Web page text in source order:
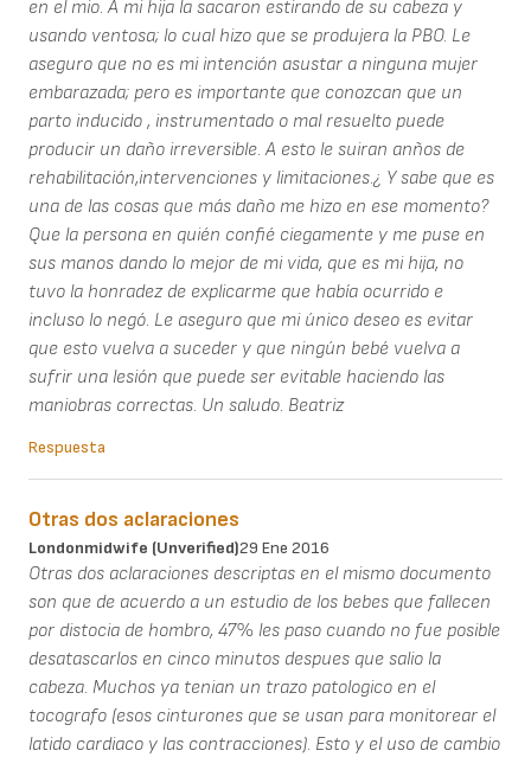
en el mio. A mi hija la sacaron estirando de su cabeza y
usando ventosa; lo cual hizo que se produjera la PBO. Le
aseguro que no es mi intención asustar a ninguna mujer
embarazada; pero es importante que conozcan que un
parto inducido , instrumentado o mal resuelto puede
producir un daño irreversible. A esto le suiran anños de
rehabilitación,intervenciones y limitaciones.¿ Y sabe que es
una de las cosas que más daño me hizo en ese momento?
Que la persona en quién confié ciegamente y me puse en
sus manos dando lo mejor de mi vida, que es mi hija, no
tuvo la honradez de explicarme que había ocurrido e
incluso lo negó. Le aseguro que mi único deseo es evitar
que esto vuelva a suceder y que ningún bebé vuelva a
sufrir una lesión que puede ser evitable haciendo las
maniobras correctas. Un saludo. Beatriz
Respuesta
Otras dos aclaraciones
Londonmidwife (unverified)29 Ene 2016
Otras dos aclaraciones descriptas en el mismo documento
son que de acuerdo a un estudio de los bebes que fallecen
por distocia de hombro, 47% les paso cuando no fue posible
desatascarlos en cinco minutos despues que salio la
cabeza. Muchos ya tenian un trazo patologico en el
tocografo (esos cinturones que se usan para monitorear el
latido cardiaco y las contracciones). Esto y el uso de cambio